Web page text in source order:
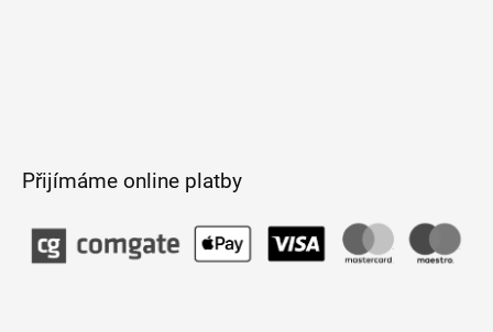
Přijímáme online platby